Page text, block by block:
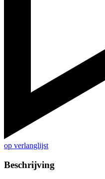
op verlanglijst
Beschrijving